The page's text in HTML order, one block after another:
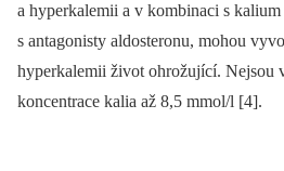
a hyperkalemii a v kombinaci s
s antagonisty aldosteronu, mohou
hyperkalemii život ohrožující. Nejsou
koncentrace kalia až 8,5 mmol/l [4].